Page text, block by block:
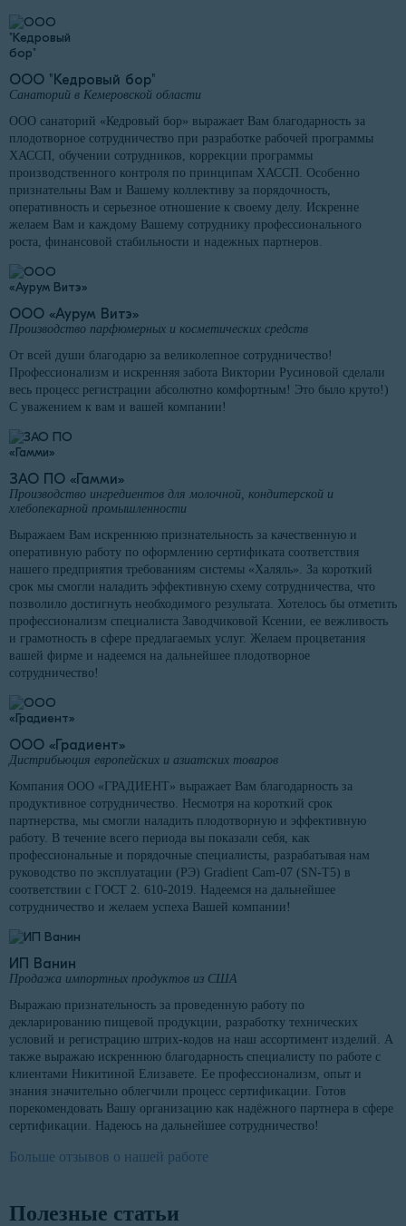
ООО "Кедровый бор"
Санаторий в Кемеровской области
ООО санаторий «Кедровый бор» выражает Вам благодарность за
плодотворное сотрудничество при разработке рабочей программы
ХАССП, обучении сотрудников, коррекции программы
производственного контроля по принципам ХАССП. Особенно
признательны Вам и Вашему коллективу за порядочность,
оперативность и серьезное отношение к своему делу. Искренне
желаем Вам и каждому Вашему сотруднику профессионального
роста, финансовой стабильности и надежных партнеров.
ООО «Аурум Витэ»
Производство парфюмерных и косметических средств
От всей души благодарю за великолепное сотрудничество!
Профессионализм и искренняя забота Виктории Русиновой сделали
весь процесс регистрации абсолютно комфортным! Это было круто!)
С уважением к вам и вашей компании!
ЗАО ПО «Гамми»
Производство ингредиентов для молочной, кондитерской и
хлебопекарной промышленности
Выражаем Вам искреннюю признательность за качественную и
оперативную работу по оформлению сертификата соответствия
нашего предприятия требованиям системы «Халяль». За короткий
срок мы смогли наладить эффективную схему сотрудничества, что
позволило достигнуть необходимого результата. Хотелось бы отметить
профессионализм специалиста Заводчиковой Ксении, ее вежливость
и грамотность в сфере предлагаемых услуг. Желаем процветания
вашей фирме и надеемся на дальнейшее плодотворное
сотрудничество!
ООО «Градиент»
Дистрибьюция европейских и азиатских товаров
Компания ООО «ГРАДИЕНТ» выражает Вам благодарность за
продуктивное сотрудничество. Несмотря на короткий срок
партнерства, мы смогли наладить плодотворную и эффективную
работу. В течение всего периода вы показали себя, как
профессиональные и порядочные специалисты, разрабатывая нам
руководство по эксплуатации (РЭ) Gradient Cam-07 (SN-T5) в
соответствии с ГОСТ 2. 610-2019. Надеемся на дальнейшее
сотрудничество и желаем успеха Вашей компании!
ИП Ванин
Продажа импортных продуктов из США
Выражаю признательность за проведенную работу по
декларированию пищевой продукции, разработку технических
условий и регистрацию штрих-кодов на наш ассортимент изделий. А
также выражаю искреннюю благодарность специалисту по работе с
клиентами Никитиной Елизавете. Ее профессионализм, опыт и
знания значительно облегчили процесс сертификации. Готов
порекомендовать Вашу организацию как надёжного партнера в сфере
сертификации. Надеюсь на дальнейшее сотрудничество!
Больше отзывов о нашей работе
Полезные статьи